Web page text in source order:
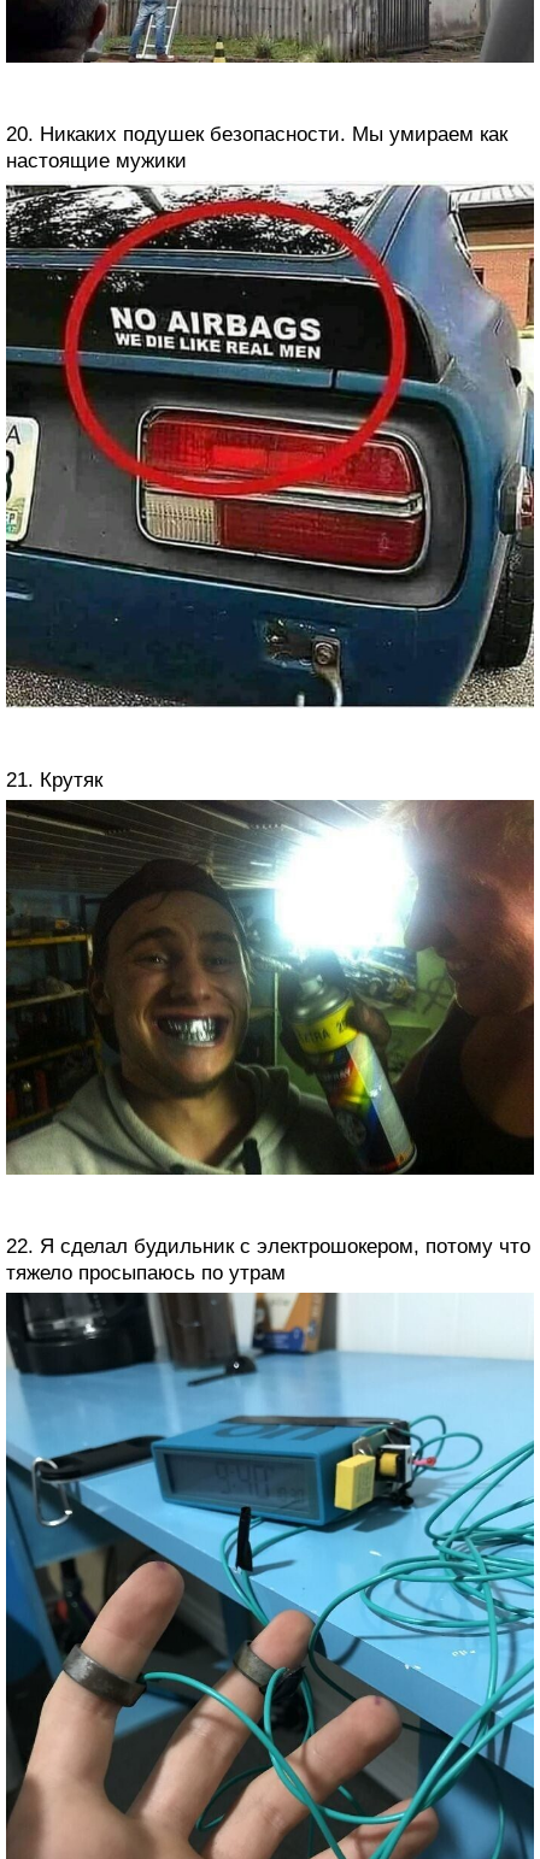
20. Никаких подушек безопасности. Мы умираем как
настоящие мужики
21. Крутяк
22. Я сделал будильник с электрошокером, потому что
тяжело просыпаюсь по утрам